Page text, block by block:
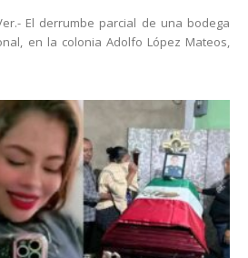
El derrumbe parcial de una bodega
en la colonia Adolfo López Mateos,